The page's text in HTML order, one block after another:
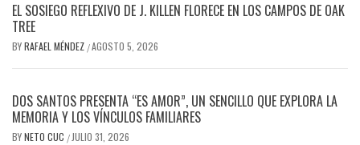
EL SOSIEGO REFLEXIVO DE J. KILLEN FLORECE EN LOS CAMPOS DE OAK
TREE
BYRAFAEL MÉNDEZ /AGOSTO 5, 2026
DOS SANTOS PRESENTA “ES AMOR”, UN SENCILLO QUE EXPLORA LA
MEMORIA Y LOS VÍNCULOS FAMILIARES
BYNETO CUC /JULIO 31, 2026